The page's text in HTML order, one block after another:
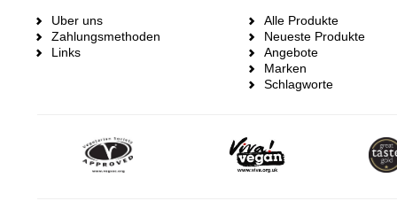
Uber uns
Zahlungsmethoden
Links
Alle Produkte
Neueste Produkte
Angebote
Marken
Schlagworte